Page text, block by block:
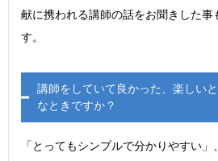
献に携われる講師の話をお聞きした事
す。
講師をしていて良かった、楽しい
なときですか？
「とってもシンプルで分かりやすい